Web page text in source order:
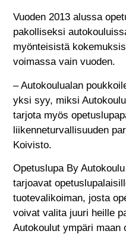
Vuoden 2013 alussa
pakolliseksi
myönteisistä
voimassa vain vuoden.
– Autokoulualan
yksi syy, miksi
tarjota myös
liikenneturvallisuuden
Koivisto.
Opetuslupa By
tarjoavat
tuotevalikoiman, josta
voivat valita juuri heille
Autokoulut ympäri maan